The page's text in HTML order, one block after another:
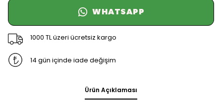
WHATSAPP
1000 TL üzeri ücretsiz kargo
14 gün içinde iade değişim
Ürün Açıklaması